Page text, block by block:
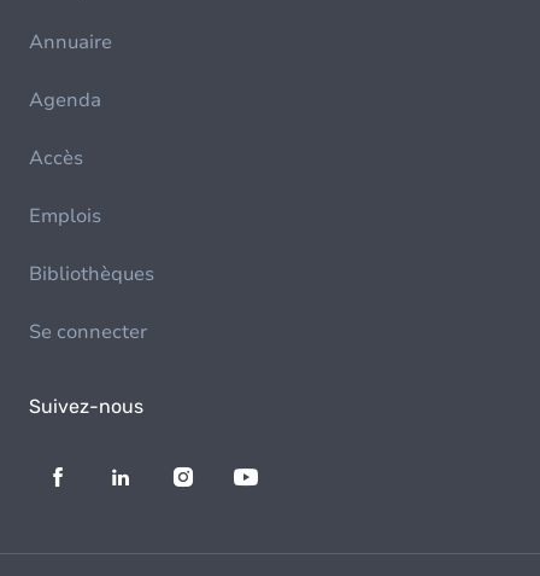
Annuaire
Agenda
Accès
Emplois
Bibliothèques
Se connecter
Suivez-nous